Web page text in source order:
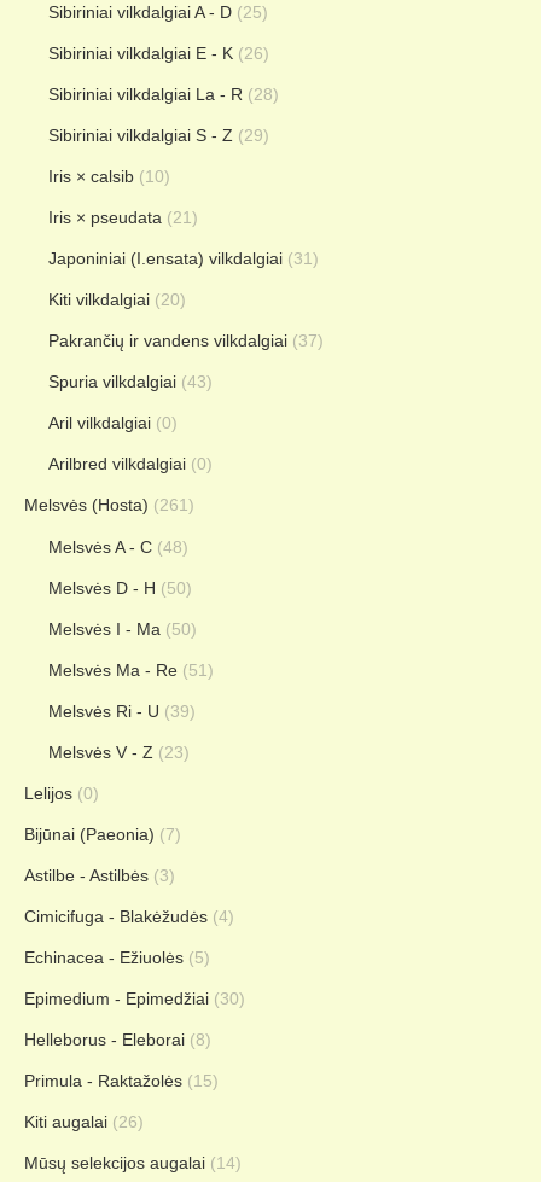
Sibiriniai vilkdalgiai A - D (25)
Sibiriniai vilkdalgiai E - K (26)
Sibiriniai vilkdalgiai La - R (28)
Sibiriniai vilkdalgiai S - Z (29)
Iris × calsib (10)
Iris × pseudata (21)
Japoniniai (I.ensata) vilkdalgiai (31)
Kiti vilkdalgiai (20)
Pakrančių ir vandens vilkdalgiai (37)
Spuria vilkdalgiai (43)
Aril vilkdalgiai (0)
Arilbred vilkdalgiai (0)
Melsvės (Hosta) (261)
Melsvės A - C (48)
Melsvės D - H (50)
Melsvės I - Ma (50)
Melsvės Ma - Re (51)
Melsvės Ri - U (39)
Melsvės V - Z (23)
Lelijos (0)
Bijūnai (Paeonia) (7)
Astilbe - Astilbės (3)
Cimicifuga - Blakėžudės (4)
Echinacea - Ežiuolės (5)
Epimedium - Epimedžiai (30)
Helleborus - Eleborai (8)
Primula - Raktažolės (15)
Kiti augalai (26)
Mūsų selekcijos augalai (14)